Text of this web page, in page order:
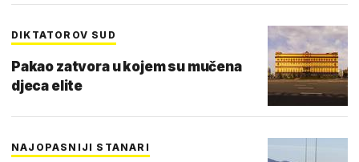
DIKTATOROV SUD
Pakao zatvora u kojem su mučena
djeca elite
NAJOPASNIJI STANARI